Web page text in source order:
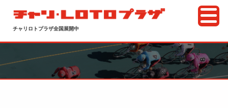
チャリロトプラザ全国展開中